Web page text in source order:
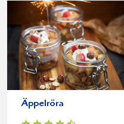
Äppelröra